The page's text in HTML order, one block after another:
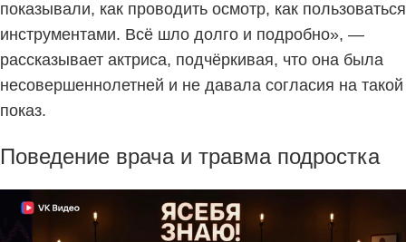
показывали, как проводить осмотр, как пользоваться
инструментами. Всё шло долго и подробно», —
рассказывает актриса, подчёркивая, что она была
несовершеннолетней и не давала согласия на такой
показ.
Поведение врача и травма подростка